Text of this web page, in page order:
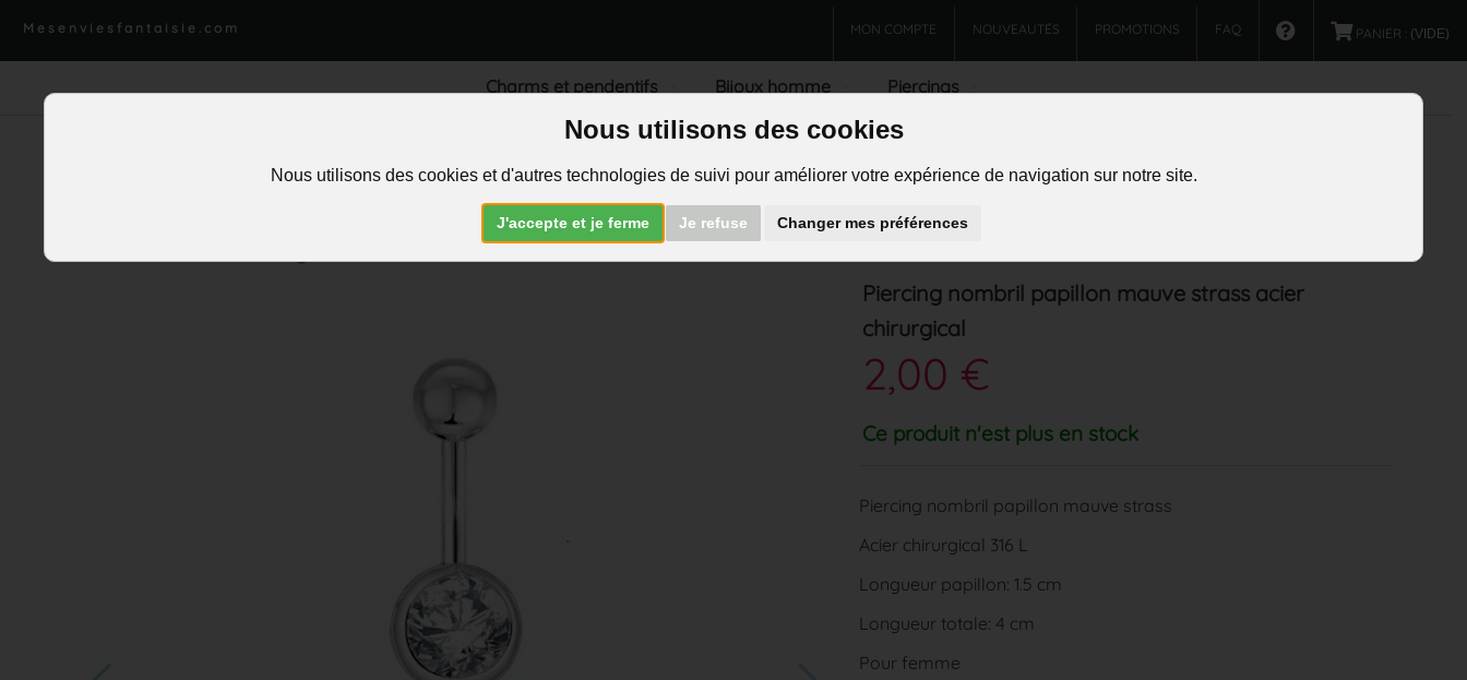
Nous utilisons des cookies
Nous utilisons des cookies et d'autres technologies de suivi pour améliorer votre expérience de navigation sur notre site.
J'accepte et je ferme Je refuse Changer mes préférences
Mesenviesfantaisie.com MON COMPTE NOUVEAUTÉS PROMOTIONS FAQ PANIER : (VIDE)
Charms et pendentifs Bijoux homme Piercings
Piercing nombril papillon mauve strass acier
chirurgical
2,00 €
Ce produit n'est plus en stock
Piercing nombril papillon mauve strass
Acier chirurgical 316 L
Longueur papillon: 1.5 cm
Longueur totale: 4 cm
Pour femme